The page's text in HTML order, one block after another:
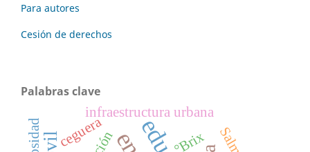
Para autores
Cesión de derechos
Palabras clave
infraestructura urbana
ceguera °Brix